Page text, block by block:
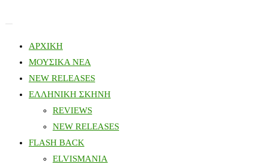
ΑΡΧΙΚΗ
ΜΟΥΣΙΚΑ ΝΕΑ
NEW RELEASES
ΕΛΛΗΝΙΚΗ ΣΚΗΝΗ
REVIEWS
NEW RELEASES
FLASH BACK
ELVISMANIA